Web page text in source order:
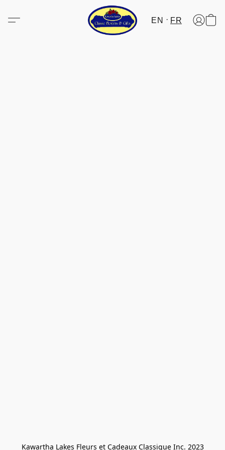
EN FR
Kawartha Lakes Fleurs et Cadeaux Classique Inc. 2023